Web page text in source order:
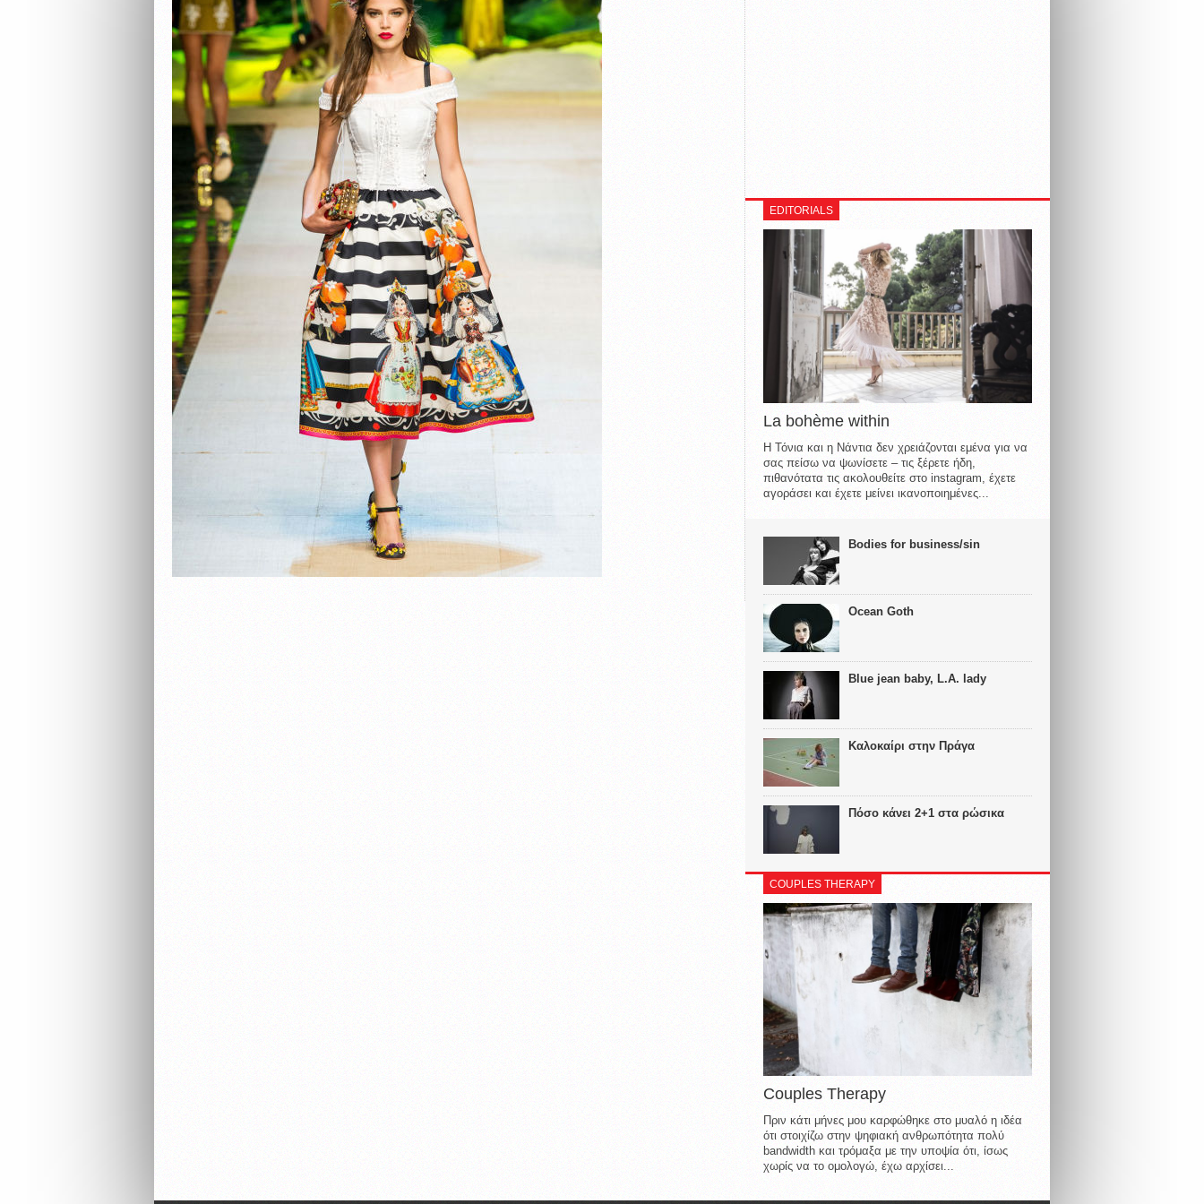
EDITORIALS
La bohème within
Η Τόνια και η Νάντια δεν χρειάζονται εμένα για να
σας πείσω να ψωνίσετε – τις ξέρετε ήδη,
πιθανότατα τις ακολουθείτε στο instagram, έχετε
αγοράσει και έχετε μείνει ικανοποιημένες...
Bodies for business/sin
Ocean Goth
Blue jean baby, L.A. lady
Καλοκαίρι στην Πράγα
Πόσο κάνει 2+1 στα ρώσικα
COUPLES THERAPY
Couples Therapy
Πριν κάτι μήνες μου καρφώθηκε στο μυαλό η ιδέα
ότι στοιχίζω στην ψηφιακή ανθρωπότητα πολύ
bandwidth και τρόμαξα με την υποψία ότι, ίσως
χωρίς να το ομολογώ, έχω αρχίσει...